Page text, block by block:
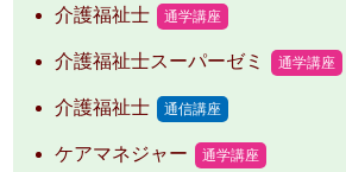
介護福祉士 通学講座
介護福祉士スーパーゼミ 通学講座
介護福祉士 通信講座
ケアマネジャー 通学講座